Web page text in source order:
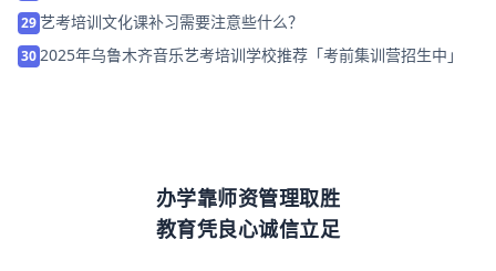
29艺考培训文化课补习需要注意些什么？
30 2025年乌鲁木齐音乐艺考培训学校推荐「考前集训营招生中」
办学靠师资管理取胜
教育凭良心诚信立足